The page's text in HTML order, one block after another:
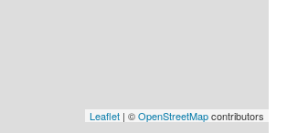
Leaflet | ©OpenStreetMapcontributors